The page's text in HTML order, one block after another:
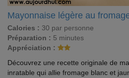
Mayonnaise légère au
Calories : 30 par personne
Préparation : 5 minutes
Appréciation :
Découvrez une recette originale de
inratable qui allie fromage blanc et